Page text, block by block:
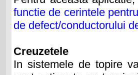
functie de cerintele
de defect/conductorului
Creuzetele
In sistemele de topire